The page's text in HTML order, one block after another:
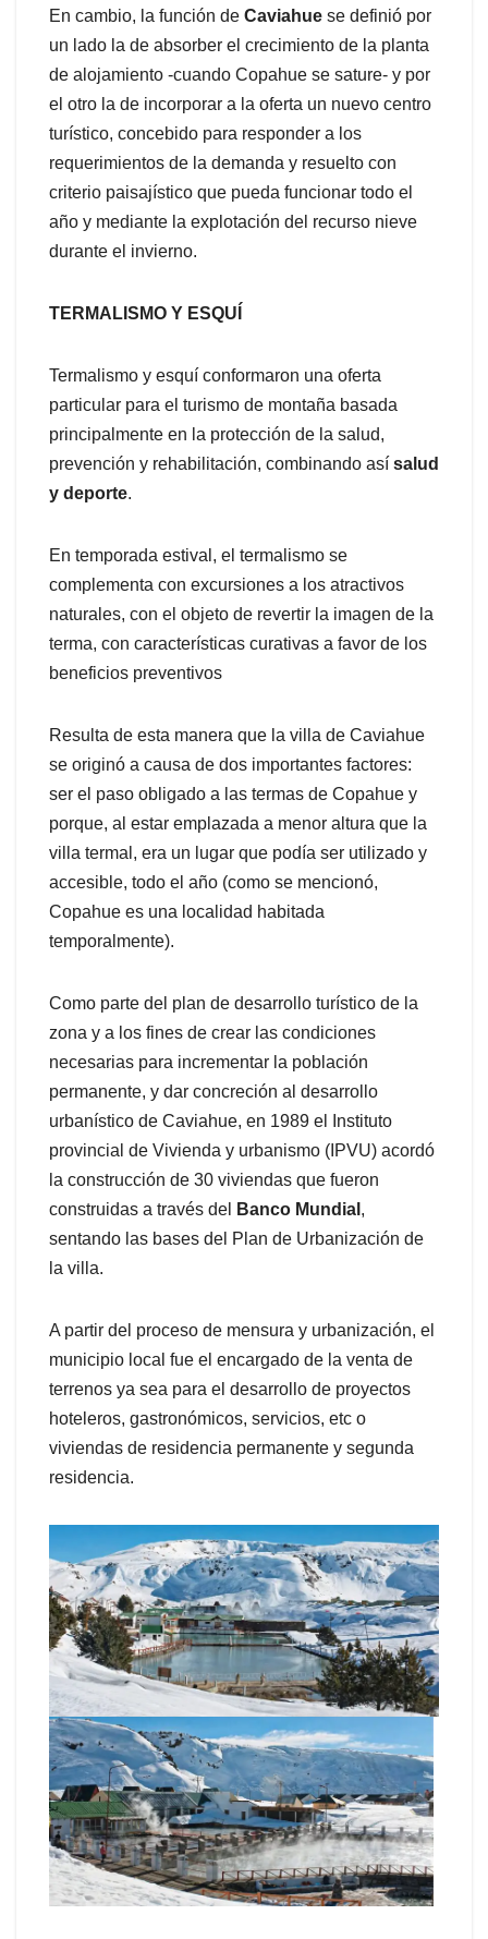
En cambio, la función de Caviahue se definió por
un lado la de absorber el crecimiento de la planta
de alojamiento -cuando Copahue se sature- y por
el otro la de incorporar a la oferta un nuevo centro
turístico, concebido para responder a los
requerimientos de la demanda y resuelto con
criterio paisajístico que pueda funcionar todo el
año y mediante la explotación del recurso nieve
durante el invierno.
TERMALISMO Y ESQUÍ
Termalismo y esquí conformaron una oferta
particular para el turismo de montaña basada
principalmente en la protección de la salud,
prevención y rehabilitación, combinando así salud
y deporte.
En temporada estival, el termalismo se
complementa con excursiones a los atractivos
naturales, con el objeto de revertir la imagen de la
terma, con características curativas a favor de los
beneficios preventivos
Resulta de esta manera que la villa de Caviahue
se originó a causa de dos importantes factores:
ser el paso obligado a las termas de Copahue y
porque, al estar emplazada a menor altura que la
villa termal, era un lugar que podía ser utilizado y
accesible, todo el año (como se mencionó,
Copahue es una localidad habitada
temporalmente).
Como parte del plan de desarrollo turístico de la
zona y a los fines de crear las condiciones
necesarias para incrementar la población
permanente, y dar concreción al desarrollo
urbanístico de Caviahue, en 1989 el Instituto
provincial de Vivienda y urbanismo (IPVU) acordó
la construcción de 30 viviendas que fueron
construidas a través del
Banco Mundial ,
sentando las bases del Plan de Urbanización de
la villa.
A partir del proceso de mensura y urbanización, el
municipio local fue el encargado de la venta de
terrenos ya sea para el desarrollo de proyectos
hoteleros, gastronómicos, servicios, etc o
viviendas de residencia permanente y segunda
residencia.